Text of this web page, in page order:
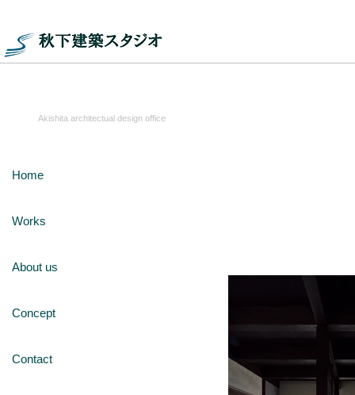
Akishita architectual design office
Home
Works
About us
Concept
Contact